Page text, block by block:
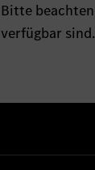
Bitte
verfügbar sind.